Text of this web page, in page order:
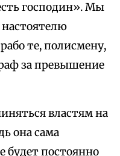
господин». Мы
те, полисмену,
за превышение
властям на
она сама
будет постоянно